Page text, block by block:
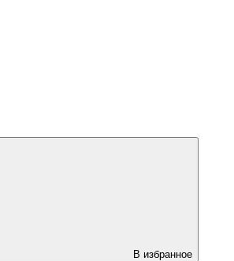
В избранное